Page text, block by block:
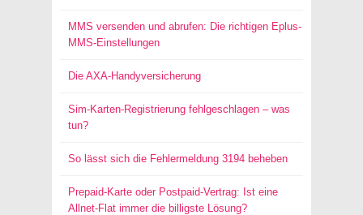
MMS versenden und abrufen: Die richtigen Eplus-
MMS-Einstellungen
Die AXA-Handyversicherung
Sim-Karten-Registrierung fehlgeschlagen – was
tun?
So lässt sich die Fehlermeldung 3194 beheben
Prepaid-Karte oder Postpaid-Vertrag: Ist eine
Allnet-Flat immer die billigste Lösung?